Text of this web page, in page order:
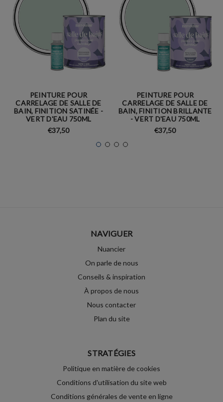
PEINTURE POUR
CARRELAGE DE SALLE DE
BAIN, FINITION SATINÉE -
VERT D'EAU 750ML
€37,50
PEINTURE POUR
CARRELAGE DE SALLE DE
BAIN, FINITION BRILLANTE
- VERT D'EAU 750ML
€37,50
NAVIGUER
Nuancier
On parle de nous
Conseils & inspiration
À propos de nous
Nous contacter
Plan du site
STRATÉGIES
Politique en matière de cookies
Conditions d'utilisation du site web
Conditions générales de vente en ligne